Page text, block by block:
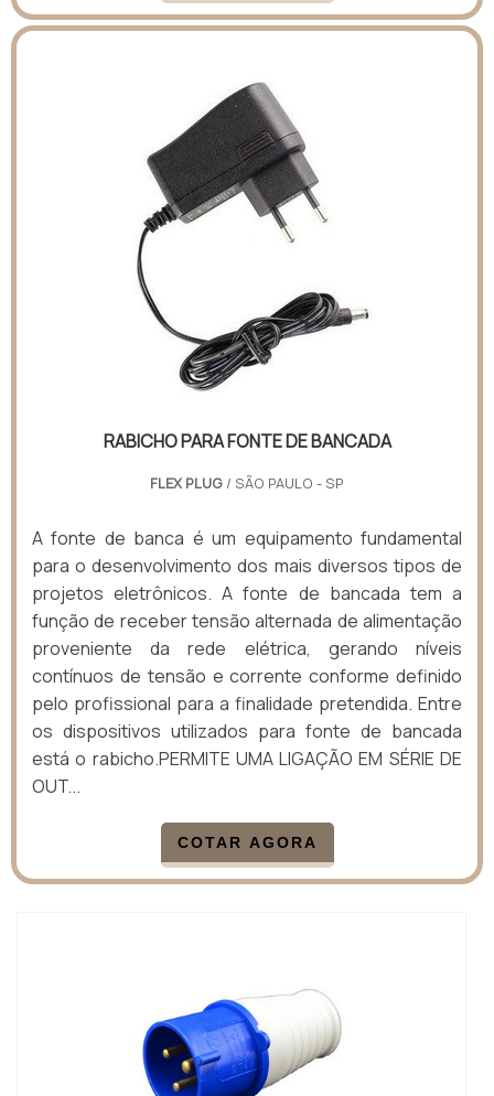
RABICHO PARA FONTE DE BANCADA
FLEX PLUG / SÃO PAULO - SP
A fonte de banca é um equipamento fundamental
para o desenvolvimento dos mais diversos tipos de
projetos eletrônicos. A fonte de bancada tem a
função de receber tensão alternada de alimentação
proveniente da rede elétrica, gerando níveis
contínuos de tensão e corrente conforme definido
pelo profissional para a finalidade pretendida. Entre
os dispositivos utilizados para fonte de bancada
está o rabicho.PERMITE UMA LIGAÇÃO EM SÉRIE DE
OUT...
COTAR AGORA